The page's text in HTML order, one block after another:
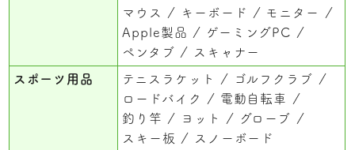
マウス
キーボード
モニター
Apple製品
ゲーミングPC
ペンタブ
スキャナー
スポーツ用品 テニスラケット
ゴルフクラブ
ロードバイク
電動自転車
釣り竿
ヨット
グローブ
スキー板
スノーボード